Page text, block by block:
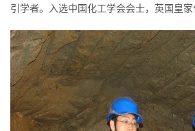
引学者。入选中国化工学会会士，英国皇家